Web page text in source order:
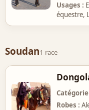
Usages
équestre,
Soudan1 race
Catégorie
Robes